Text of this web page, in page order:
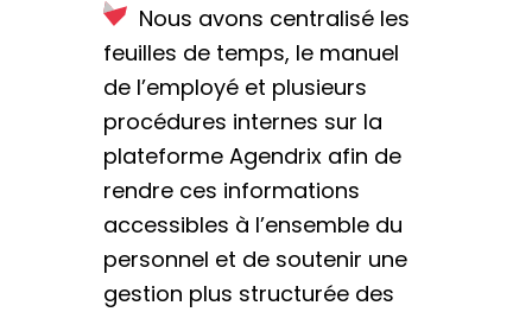
Nous avons centralisé les
feuilles de temps, le manuel
de l’employé et plusieurs
procédures internes sur la
plateforme Agendrix afin de
rendre ces informations
accessibles à l’ensemble du
personnel et de soutenir une
gestion plus structurée des